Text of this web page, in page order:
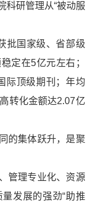
科研管理从“被动服
批国家级、省部级
定在5亿元左右；
际顶级期刊；年均
转化金额达2.07亿
的集体跃升，是聚
管理专业化、资源
发展的强劲“助推